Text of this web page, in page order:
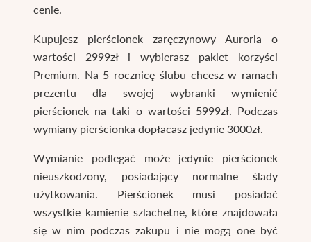
cenie.
Kupujesz pierścionek zaręczynowy Auroria o
wartości 2999zł i wybierasz pakiet korzyści
Premium. Na 5 rocznicę ślubu chcesz w ramach
prezentu dla swojej wybranki wymienić
pierścionek na taki o wartości 5999zł. Podczas
wymiany pierścionka dopłacasz jedynie 3000zł.
Wymianie podlegać może jedynie pierścionek
nieuszkodzony, posiadający normalne ślady
użytkowania. Pierścionek musi posiadać
wszystkie kamienie szlachetne, które znajdowała
się w nim podczas zakupu i nie mogą one być